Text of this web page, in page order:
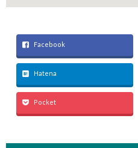
Facebook
Hatena
Pocket